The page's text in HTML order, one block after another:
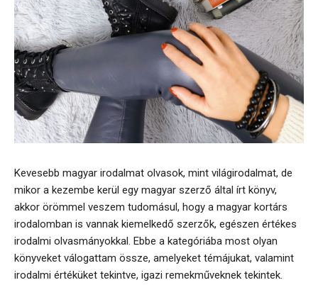
Kevesebb magyar irodalmat olvasok, mint világirodalmat, de
mikor a kezembe kerül egy magyar szerző által írt könyv,
akkor örömmel veszem tudomásul, hogy a magyar kortárs
irodalomban is vannak kiemelkedő szerzők, egészen értékes
irodalmi olvasmányokkal. Ebbe a kategóriába most olyan
könyveket válogattam össze, amelyeket témájukat, valamint
irodalmi értéküket tekintve, igazi remekműveknek tekintek.